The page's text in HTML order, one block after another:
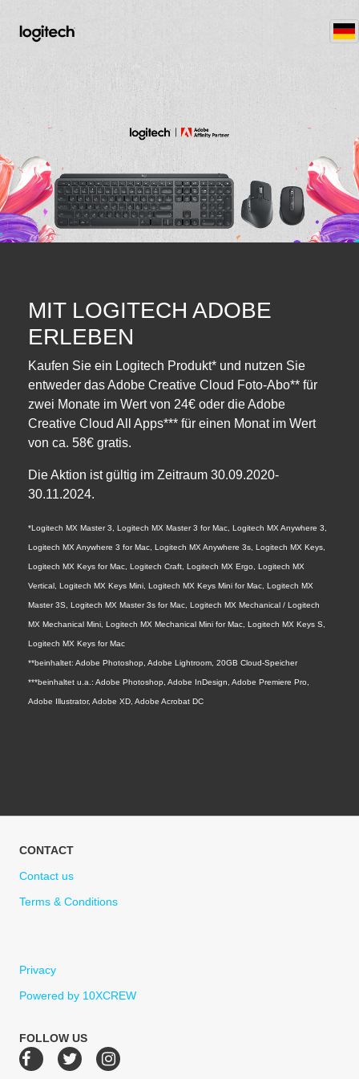
MIT LOGITECH ADOBE
ERLEBEN
Kaufen Sie ein Logitech Produkt* und nutzen Sie
entweder das Adobe Creative Cloud Foto-Abo** für
zwei Monate im Wert von 24€ oder die Adobe
Creative Cloud All Apps*** für einen Monat im Wert
von ca. 58€ gratis.
Die Aktion ist gültig im Zeitraum 30.09.2020-
30.11.2024.
*Logitech MX Master 3, Logitech MX Master 3 for Mac, Logitech MX Anywhere 3,
Logitech MX Anywhere 3 for Mac, Logitech MX Anywhere 3s, Logitech MX Keys,
Logitech MX Keys for Mac, Logitech Craft, Logitech MX Ergo, Logitech MX
Vertical, Logitech MX Keys Mini, Logitech MX Keys Mini for Mac, Logitech MX
Master 3S, Logitech MX Master 3s for Mac, Logitech MX Mechanical / Logitech
MX Mechanical Mini, Logitech MX Mechanical Mini for Mac, Logitech MX Keys S,
Logitech MX Keys for Mac
**beinhaltet: Adobe Photoshop, Adobe Lightroom, 20GB Cloud-Speicher
***beinhaltet u.a.: Adobe Photoshop, Adobe InDesign, Adobe Premiere Pro,
Adobe Illustrator, Adobe XD, Adobe Acrobat DC
CONTACT
Contact us
Terms & Conditions
Privacy
Powered by 10XCREW
FOLLOW US